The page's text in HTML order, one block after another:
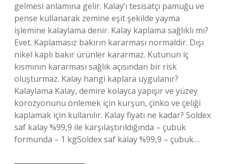
gelmesi anlamına gelir. Kalay’ı tesisatçı pamuğu ve
pense kullanarak zemine eşit şekilde yayma
işlemine kalaylama denir. Kalay kaplama sağlıklı mı?
Evet. Kaplamasız bakırın kararması normaldir. Dışı
nikel kaplı bakır ürünler kararmaz. Kutunun iç
kısmının kararması sağlık açısından bir risk
oluşturmaz. Kalay hangi kaplara uygulanır?
Kalaylama Kalay, demire kolayca yapışır ve yüzey
korozyonunu önlemek için kurşun, çinko ve çeliği
kaplamak için kullanılır. Kalay fiyatı ne kadar? Soldex
saf kalay %99,9 ile karşılaştırıldığında – çubuk
formunda – 1 kgSoldex saf kalay %99,9 – çubuk…